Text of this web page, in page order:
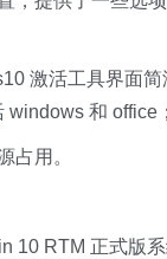
激活工具界面
和 office；
占用。
10 RTM 正式版系